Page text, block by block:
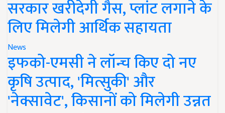
सरकार खरीदेगी गैस, प्लांट लगाने के
लिए मिलेगी आर्थिक सहायता
News
इफको-एमसी ने लॉन्च किए दो नए
कृषि उत्पाद, 'मित्सुकी' और
'नेक्सावेट', किसानों को मिलेगी उन्नत